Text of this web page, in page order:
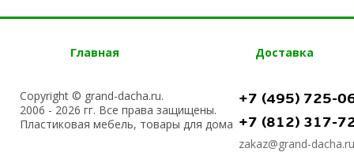
Главная Доставка
Copyright © grand-dacha.ru.
2006 - 2026 гг. Все права защищены.
Пластиковая мебель, товары для дома
+7 (495) 725-
+7 (812) 317-
zakaz@grand-dacha.ru